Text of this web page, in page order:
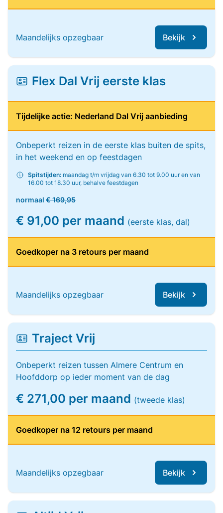
Maandelijks opzegbaar Bekijk
Flex Dal Vrij eerste klas
Tijdelijke actie: Nederland Dal Vrij aanbieding
Onbeperkt reizen in de eerste klas buiten de spits,
in het weekend en op feestdagen
Spitstijden: maandag t/m vrijdag van 6.30 tot 9.00 uur en van
16.00 tot 18.30 uur, behalve feestdagen
normaal € 169,95
€ 91,00 per maand (eerste klas, dal)
Goedkoper na 3 retours per maand
Maandelijks opzegbaar Bekijk
Traject Vrij
Onbeperkt reizen tussen Almere Centrum en
Hoofddorp op ieder moment van de dag
€ 271,00 per maand (tweede klas)
Goedkoper na 12 retours per maand
Maandelijks opzegbaar Bekijk